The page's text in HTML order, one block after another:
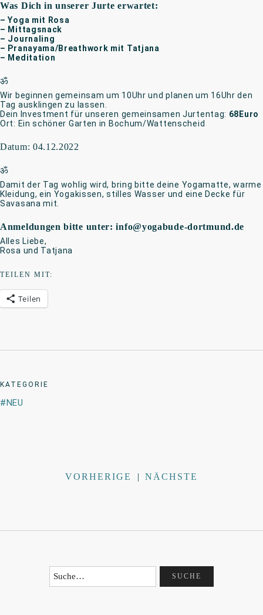
Was Dich in unserer Jurte erwartet:
– Yoga mit Rosa
– Mittagsnack
– Journaling
– Pranayama/Breathwork mit Tatjana
– Meditation
ॐ
Wir beginnen gemeinsam um 10Uhr und planen um 16Uhr den
Tag ausklingen zu lassen.
Dein Investment für unseren gemeinsamen Jurtentag: 68Euro
Ort: Ein schöner Garten in Bochum/Wattenscheid
Datum: 04.12.2022
ॐ
Damit der Tag wohlig wird, bring bitte deine Yogamatte, warme
Kleidung, ein Yogakissen, stilles Wasser und eine Decke für
Savasana mit.
Anmeldungen bitte unter: info@yogabude-dortmund.de
Alles Liebe,
Rosa und Tatjana
TEILEN MIT:
Teilen
KATEGORIE
NEU
VORHERIGE | NÄCHSTE